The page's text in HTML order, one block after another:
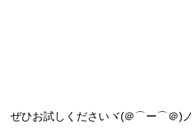
ぜひお試しくださいヾ(＠⌒ー⌒＠)ノ